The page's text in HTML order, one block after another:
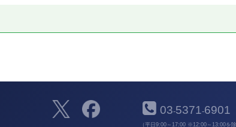
03-5371-6901
（平日9:00～17:00 ※12:00～13:00を除